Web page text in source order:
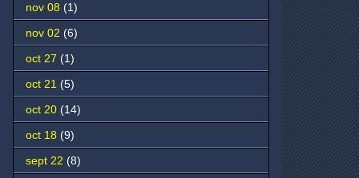
nov 08 (1)
nov 02 (6)
oct 27 (1)
oct 21 (5)
oct 20 (14)
oct 18 (9)
sept 22 (8)